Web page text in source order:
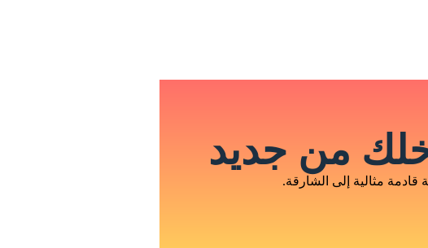
من جديد
مثالية إلى الشارقة.